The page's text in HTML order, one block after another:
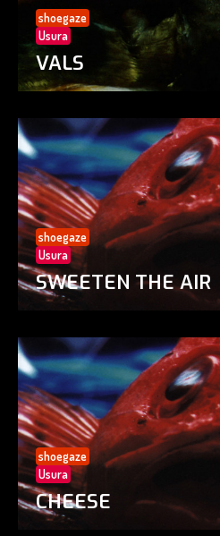
shoegaze
Usura
VALS
shoegaze
Usura
SWEETEN THE AIR
shoegaze
Usura
CHEESE